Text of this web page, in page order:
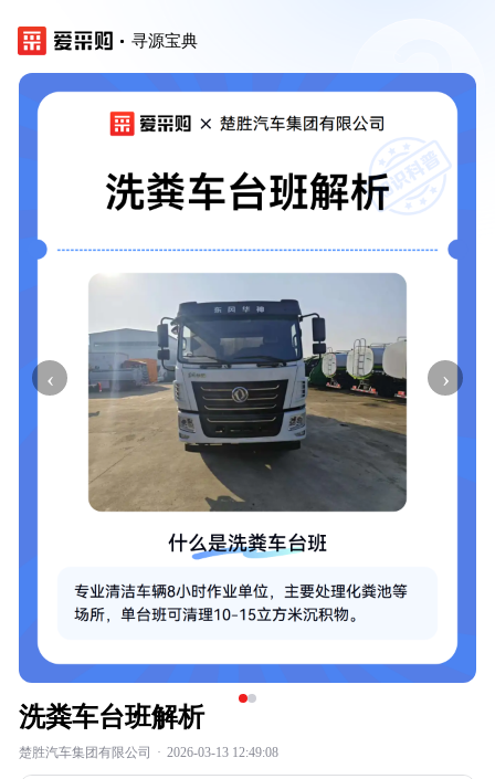
寻源宝典
‹ ›
洗粪车台班解析
楚胜汽车集团有限公司 · 2026-03-13 12:49:08